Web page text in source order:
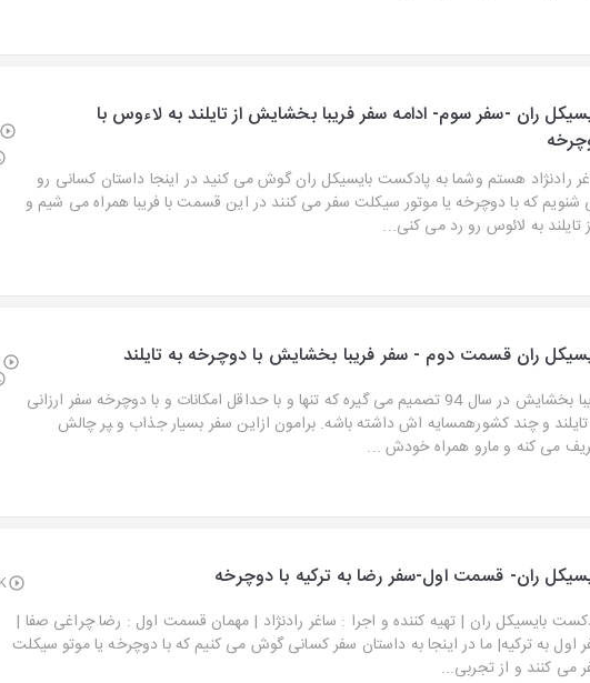
ران -سفر سوم- ادامه سفر فریبا بخشایش از تایلند به لاءوس با
رادنژاد هستم وشما به پادکست بایسیکل ران گوش می کنید در اینجا داستان کسانی رو
شنویم که با دوچرخه یا موتور سیکلت سفر می کنند در این قسمت با فریبا همراه می شیم و
تایلند به لائوس رو رد می کنی...
ران قسمت دوم - سفر فریبا بخشایش با دوچرخه به تایلند
فریبا بخشایش در سال 94 تصمیم می گیره که تنها و با حداقل امکانات و با دوچرخه سفر ارزانی
تایلند و چند کشورهمسایه اش داشته باشه. برامون ازاین سفر بسیار جذاب و ‍پر چالش
می کنه و مارو همراه خودش ...
ران- قسمت اول-سفر رضا به ترکیه با دوچرخه
بایسیکل ران | تهیه کننده و اجرا : ساغر رادنژاد | مهمان قسمت اول : رضا چراغی صفا |
اول به ترکیه| ما در اینجا به داستان سفر کسانی گوش می کنیم که با دوچرخه یا موتو سیکلت
می کنند و از تجربی...